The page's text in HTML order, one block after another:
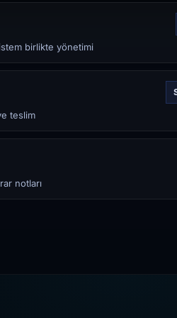
birlikte yönetimi
teslim
notları